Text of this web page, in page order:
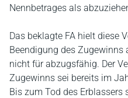
Nennbetrages als
Das beklagte FA hielt diese
Beendigung des
nicht für abzugsfähig. Der
Zugewinns sei bereits im
Bis zum Tod des Erblassers